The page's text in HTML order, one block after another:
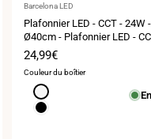
Fournisseur
:
Barcelona LED
Plafonnier LED - CCT - 24W -
Ø40cm - Plafonnier LED -
24W - Ø40cm
Prix
de
vente
24,99€
Couleur du boîtier
Blanc
Noir